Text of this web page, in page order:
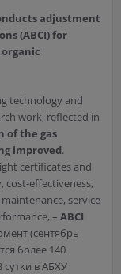
adjustment
(ABCI) for
technology and
work, reflected in
of the gas
improved.
certificates and
cost-effectiveness,
service
– ABCI
(сентябрь
более 140
сутки в АБХУ